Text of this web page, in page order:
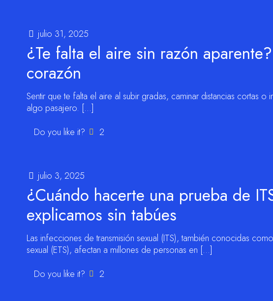
julio 31, 2025
¿Te falta el aire sin razón
corazón
Sentir que te falta el aire al subir gradas, caminar distancias cortas
algo pasajero. […]
Do you like it?
2
julio 3, 2025
¿Cuándo hacerte una prueba de
explicamos sin tabúes
Las infecciones de transmisión sexual (ITS), también conocidas
sexual (ETS), afectan a millones de personas en […]
Do you like it?
2